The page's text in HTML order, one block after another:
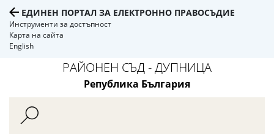
ЕДИНЕН ПОРТАЛ ЗА ЕЛЕКТРОННО ПРАВОСЪДИЕ
Инструменти за достъпност
Карта на сайта
English
РАЙОНЕН СЪД - ДУПНИЦА
Република България